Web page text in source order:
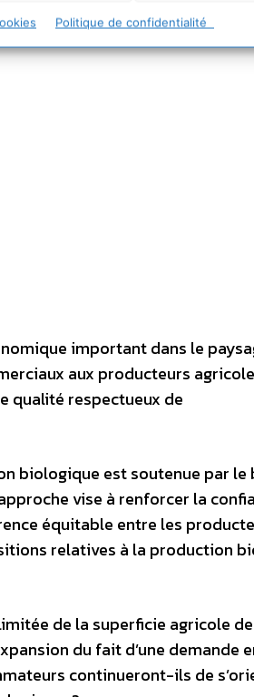
Politique de confidentialité
à cette consultation.
important dans le
aux producteurs
qualité respectueux de
biologique est soutenue par le
vise à renforcer la
équitable entre les
relatives à la production
de la superficie agricole de
du fait d’une demande
continueront-ils de